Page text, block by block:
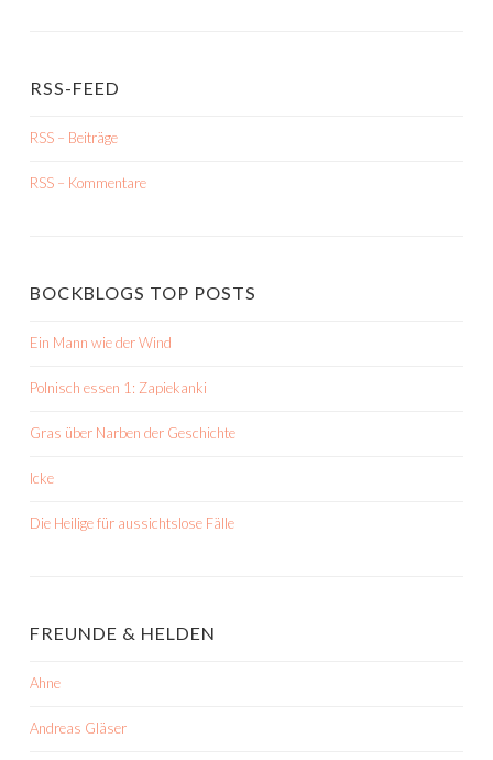
RSS-FEED
RSS – Beiträge
RSS – Kommentare
BOCKBLOGS TOP POSTS
Ein Mann wie der Wind
Polnisch essen 1: Zapiekanki
Gras über Narben der Geschichte
Icke
Die Heilige für aussichtslose Fälle
FREUNDE & HELDEN
Ahne
Andreas Gläser